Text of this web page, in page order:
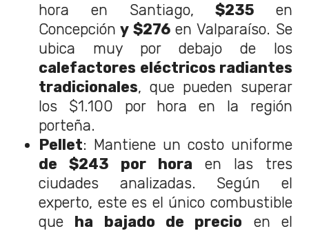
hora en Santiago, $235 en
Concepción y $276 en Valparaíso. Se
ubica muy por debajo de los
calefactores eléctricos radiantes
tradicionales, que pueden superar
los $1.100 por hora en la región
porteña.
Pellet: Mantiene un costo uniforme
de $243 por hora en las tres
ciudades analizadas. Según el
experto, este es el único combustible
que ha bajado de precio en el